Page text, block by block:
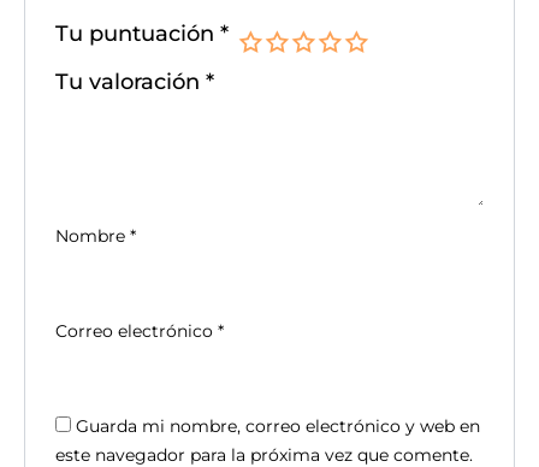
Tu puntuación*
Tu valoración*
Nombre*
Correo electrónico*
Guarda mi nombre, correo electrónico y web en
este navegador para la próxima vez que comente.